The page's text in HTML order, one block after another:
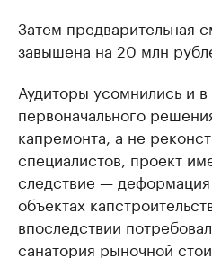
Затем предварительная
завышена на 20 млн
Аудиторы усомнились и
первоначального
капремонта, а не
специалистов, проект
следствие —
объектах
впоследствии
санатория рыночной